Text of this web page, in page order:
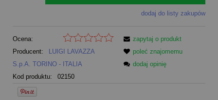
dodaj do listy zakupów
Ocena:
Producent:
LUIGI LAVAZZA
S.p.A. TORINO - ITALIA
Kod produktu:
02150
zapytaj o produkt
poleć znajomemu
dodaj opinię